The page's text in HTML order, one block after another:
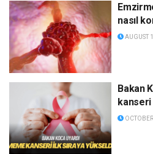
nasıl
AUGUST
Bakan
kanseri